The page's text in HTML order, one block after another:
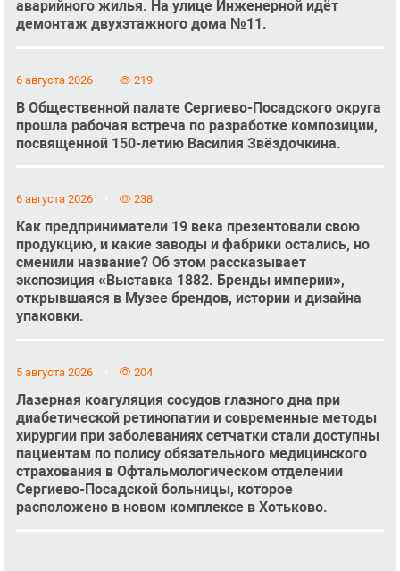
аварийного жилья. На улице Инженерной идёт
демонтаж двухэтажного дома №11.
6 августа 2026 219
В Общественной палате Сергиево-Посадского округа
прошла рабочая встреча по разработке композиции,
посвященной 150-летию Василия Звёздочкина.
6 августа 2026 238
Как предприниматели 19 века презентовали свою
продукцию, и какие заводы и фабрики остались, но
сменили название? Об этом рассказывает
экспозиция «Выставка 1882. Бренды империи»,
открывшаяся в Музее брендов, истории и дизайна
упаковки.
5 августа 2026 204
Лазерная коагуляция сосудов глазного дна при
диабетической ретинопатии и современные методы
хирургии при заболеваниях сетчатки стали доступны
пациентам по полису обязательного медицинского
страхования в Офтальмологическом отделении
Сергиево-Посадской больницы, которое
расположено в новом комплексе в Хотьково.